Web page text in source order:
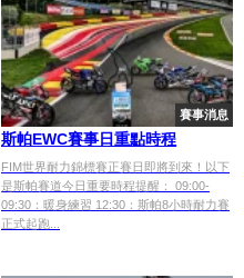
賽事消息
斯帕EWC賽事日重點時程
FIM世界耐力錦標賽正賽日即將到來！以下
是斯帕賽道今日重要時程提醒： 09:00-
09:30：暖身練習 12:30：斯帕8小時耐力賽
正式起跑...